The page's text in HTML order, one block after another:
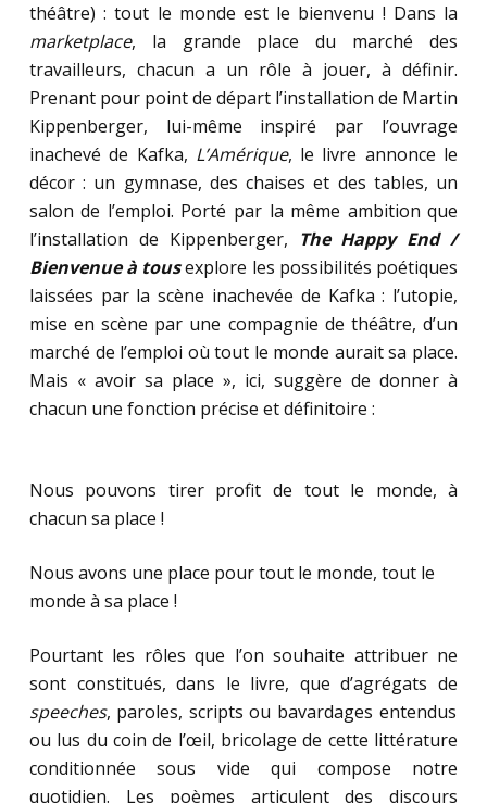
théâtre) : tout le monde est le bienvenu ! Dans la
marketplace, la grande place du marché des
travailleurs, chacun a un rôle à jouer, à définir.
Prenant pour point de départ l’installation de Martin
Kippenberger, lui-même inspiré par l’ouvrage
inachevé de Kafka, L’Amérique, le livre annonce le
décor : un gymnase, des chaises et des tables, un
salon de l’emploi. Porté par la même ambition que
l’installation de Kippenberger, The Happy End /
Bienvenue à tousexplore les possibilités poétiques
laissées par la scène inachevée de Kafka : l’utopie,
mise en scène par une compagnie de théâtre, d’un
marché de l’emploi où tout le monde aurait sa place.
Mais « avoir sa place », ici, suggère de donner à
chacun une fonction précise et définitoire :
Nous pouvons tirer profit de tout le monde, à
chacun sa place !
Nous avons une place pour tout le monde, tout le
monde à sa place !
Pourtant les rôles que l’on souhaite attribuer ne
sont constitués, dans le livre, que d’agrégats de
speeches, paroles, scripts ou bavardages entendus
ou lus du coin de l’œil, bricolage de cette littérature
conditionnée sous vide qui compose notre
quotidien. Les poèmes articulent des discours